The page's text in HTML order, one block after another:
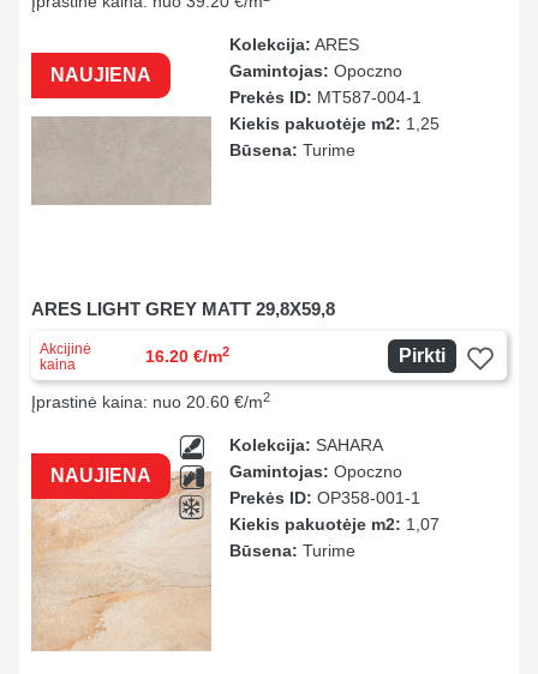
NAUJIENA
Kolekcija: ARES
Gamintojas: Opoczno
Prekės ID: MT587-004-1
Kiekis pakuotėje m2: 1,25
Būsena: Turime
ARES LIGHT GREY MATT 29,8X59,8
Akcijinė
kaina
16.20 €/m2 Pirkti
Įprastinė kaina: nuo 20.60 €/m2
NAUJIENA
Kolekcija: SAHARA
Gamintojas: Opoczno
Prekės ID: OP358-001-1
Kiekis pakuotėje m2: 1,07
Būsena: Turime